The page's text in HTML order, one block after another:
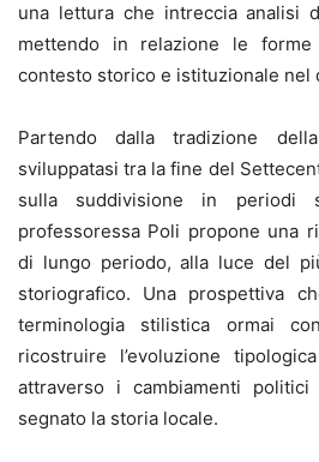
una lettura che intreccia analisi
mettendo in relazione le
contesto storico e istituzionale nel
Partendo dalla tradizione
sviluppatasi tra la fine del
sulla suddivisione in periodi
professoressa Poli propone una
di lungo periodo, alla luce del
storiografico. Una prospettiva
terminologia stilistica ormai
ricostruire l’evoluzione
attraverso i cambiamenti
segnato la storia locale.